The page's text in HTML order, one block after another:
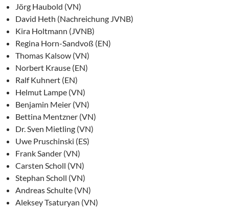
Jörg Haubold (VN)
David Heth (Nachreichung JVNB)
Kira Holtmann (JVNB)
Regina Horn-Sandvoß (EN)
Thomas Kalsow (VN)
Norbert Krause (EN)
Ralf Kuhnert (EN)
Helmut Lampe (VN)
Benjamin Meier (VN)
Bettina Mentzner (VN)
Dr. Sven Mietling (VN)
Uwe Pruschinski (ES)
Frank Sander (VN)
Carsten Scholl (VN)
Stephan Scholl (VN)
Andreas Schulte (VN)
Aleksey Tsaturyan (VN)